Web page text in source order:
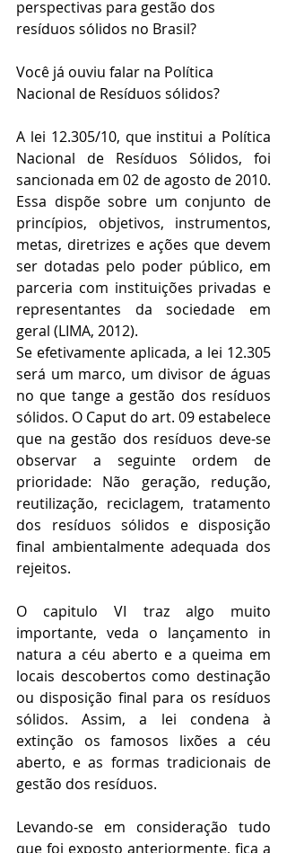
perspectivas para gestão dos
resíduos sólidos no Brasil?
Você já ouviu falar na Política
Nacional de Resíduos sólidos?
A lei 12.305/10, que institui a Política
Nacional de Resíduos Sólidos, foi
sancionada em 02 de agosto de 2010.
Essa dispõe sobre um conjunto de
princípios, objetivos, instrumentos,
metas, diretrizes e ações que devem
ser dotadas pelo poder público, em
parceria com instituições privadas e
representantes da sociedade em
geral (LIMA, 2012).
Se efetivamente aplicada, a lei 12.305
será um marco, um divisor de águas
no que tange a gestão dos resíduos
sólidos. O Caput do art. 09 estabelece
que na gestão dos resíduos deve-se
observar a seguinte ordem de
prioridade: Não geração, redução,
reutilização, reciclagem, tratamento
dos resíduos sólidos e disposição
final ambientalmente adequada dos
rejeitos.
O capitulo VI traz algo muito
importante, veda o lançamento in
natura a céu aberto e a queima em
locais descobertos como destinação
ou disposição final para os resíduos
sólidos. Assim, a lei condena à
extinção os famosos lixões a céu
aberto, e as formas tradicionais de
gestão dos resíduos.
Levando-se em consideração tudo
que foi exposto anteriormente, fica a